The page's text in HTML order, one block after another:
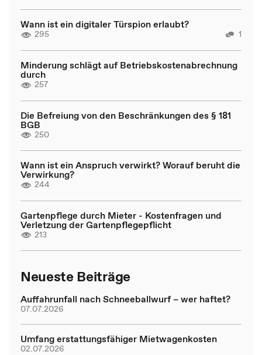
Wann ist ein digitaler Türspion erlaubt?
295 1
Minderung schlägt auf Betriebskostenabrechnung
durch
257
Die Befreiung von den Beschränkungen des § 181
BGB
250
Wann ist ein Anspruch verwirkt? Worauf beruht die
Verwirkung?
244
Gartenpflege durch Mieter - Kostenfragen und
Verletzung der Gartenpflegepflicht
213
Neueste Beiträge
Auffahrunfall nach Schneeballwurf – wer haftet?
07.07.2026
Umfang erstattungsfähiger Mietwagenkosten
02.07.2026